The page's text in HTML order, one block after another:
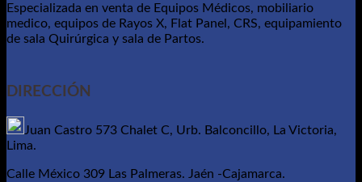
Especializada en venta de Equipos Médicos, mobiliario
medico, equipos de Rayos X, Flat Panel, CRS, equipamiento
de sala Quirúrgica y sala de Partos.
DIRECCIÓN
Juan Castro 573 Chalet C, Urb. Balconcillo, La Victoria,
Lima.
Calle México 309 Las Palmeras. Jaén -Cajamarca.